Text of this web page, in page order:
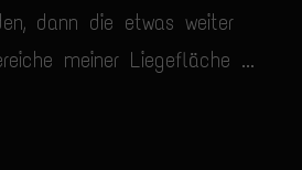
dann die etwas weiter
meiner Liegefläche ...